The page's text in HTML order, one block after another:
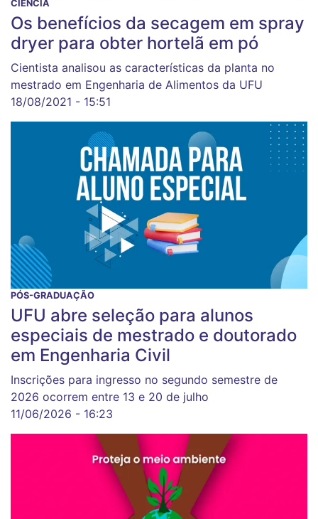
CIÊNCIA
Os benefícios da secagem em spray
dryer para obter hortelã em pó
Cientista analisou as características da planta no
mestrado em Engenharia de Alimentos da UFU
18/08/2021 - 15:51
PÓS-GRADUAÇÃO
UFU abre seleção para alunos
especiais de mestrado e doutorado
em Engenharia Civil
Inscrições para ingresso no segundo semestre de
2026 ocorrem entre 13 e 20 de julho
11/06/2026 - 16:23